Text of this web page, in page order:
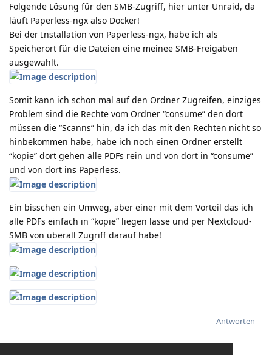
Folgende Lösung für den SMB-Zugriff, hier unter Unraid, da
läuft Paperless-ngx also Docker!
Bei der Installation von Paperless-ngx, habe ich als
Speicherort für die Dateien eine meinee SMB-Freigaben
ausgewählt.
Somit kann ich schon mal auf den Ordner Zugreifen, einziges
Problem sind die Rechte vom Ordner “consume” den dort
müssen die “Scanns” hin, da ich das mit den Rechten nicht so
hinbekommen habe, habe ich noch einen Ordner erstellt
“kopie” dort gehen alle PDFs rein und von dort in “consume”
und von dort ins Paperless.
Ein bisschen ein Umweg, aber einer mit dem Vorteil das ich
alle PDFs einfach in “kopie” liegen lasse und per Nextcloud-
SMB von überall Zugriff darauf habe!
Antworten